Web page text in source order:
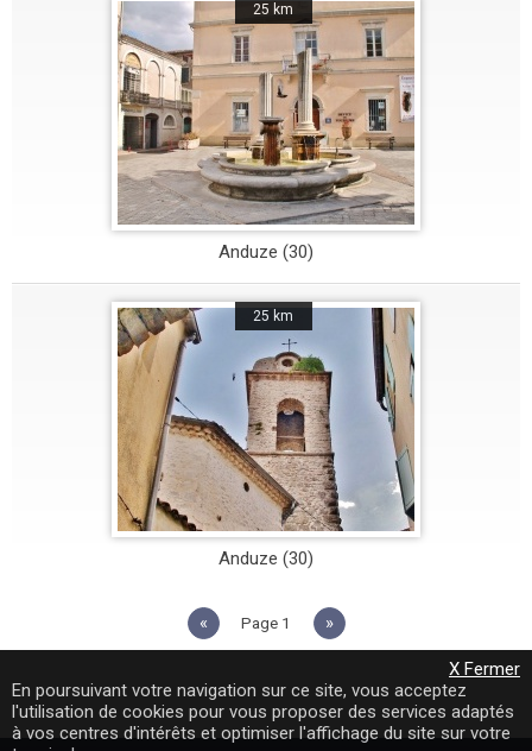
25 km
Anduze (30)
25 km
Anduze (30)
« 1 »
X Fermer
En poursuivant votre navigation sur ce site, vous acceptez
l'utilisation de cookies pour vous proposer des services adaptés
à vos centres d'intérêts et optimiser l'affichage du site sur votre